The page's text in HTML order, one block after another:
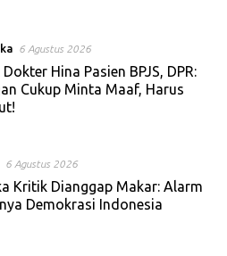
6 Agustus 2026
Hina Pasien BPJS, DPR:
Cukup Minta Maaf, Harus
6 Agustus 2026
Kritik Dianggap Makar: Alarm
Demokrasi Indonesia